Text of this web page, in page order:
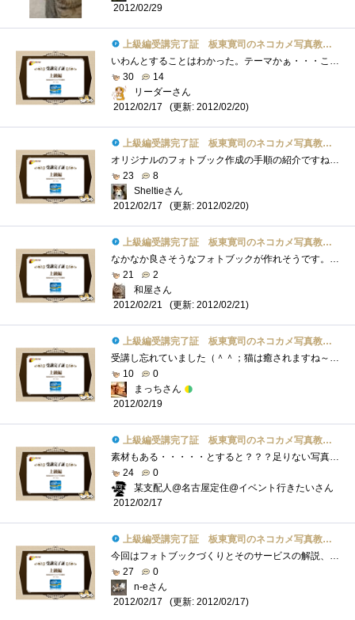
2012/02/29
上級編受講完了証 板東寛司のネコカメ写真教室パート2
いわんとすることはわかった。テーマかぁ・・・ここを決めるのが一番大変よね。まあ、フォトブックに限らず、漫画でも小説でもそうなんだけ�...
30
14
リーダーさん
2012/02/17
(更新: 2012/02/20)
上級編受講完了証 板東寛司のネコカメ写真教室パート2
オリジナルのフォトブック作成の手順の紹介ですね。フォトブックというと写真を並べるだけなのかと思いましたが、撮りためた写真の中らか載�...
23
8
Sheltieさん
2012/02/17
(更新: 2012/02/20)
上級編受講完了証 板東寛司のネコカメ写真教室パート2
なかなか良さそうなフォトブックが作れそうです。ただ、テーマ決めがちょっと難しいですね～。今回は、出会った猫たち！のような感じになる�...
21
2
和屋さん
2012/02/21
(更新: 2012/02/21)
上級編受講完了証 板東寛司のネコカメ写真教室パート2
受講し忘れていました（＾＾；猫は癒されますね～♪私は家猫のニクキュウをプニプニするのが大好き★家猫もプニプニされていると、まったり�...
10
0
まっちさん
2012/02/19
上級編受講完了証 板東寛司のネコカメ写真教室パート2
素材もある・・・・・とすると？？？足りない写真を撮ることだ。ってことで、天気のいい日に大撮影会をしないといけないナ。はっ、まだ、レ�...
24
0
某支配人@名古屋定住@イベント行きたいさん
2012/02/17
上級編受講完了証 板東寛司のネコカメ写真教室パート2
今回はフォトブックづくりとそのサービスの解説、写真がそろってればわりと簡単に作れそうなので試してみたいですね。上級編の掲載と同時に�...
27
0
n-eさん
2012/02/17
(更新: 2012/02/17)